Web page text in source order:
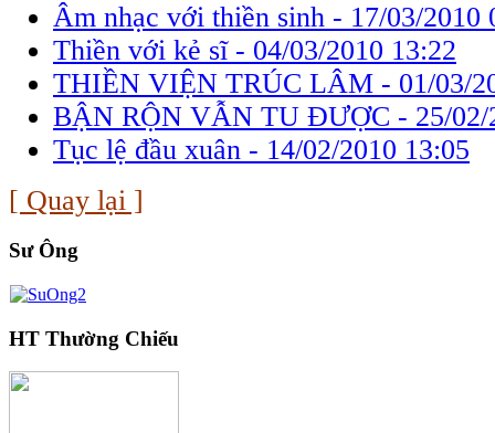
Âm nhạc với thiền sinh - 17/03/2010
Thiền với kẻ sĩ - 04/03/2010 13:22
THIỀN VIỆN TRÚC LÂM - 01/03/
BẬN RỘN VẪN TU ĐƯỢC - 25/
Tục lệ đầu xuân - 14/02/2010 13:05
[ Quay lại ]
Sư Ông
HT Thường Chiếu